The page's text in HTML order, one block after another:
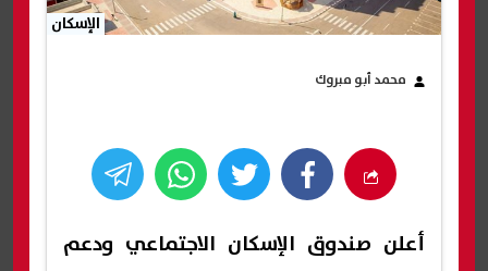
الإسكان
محمد أبو مبروك
أعلن صندوق الإسكان الاجتماعي ودعم